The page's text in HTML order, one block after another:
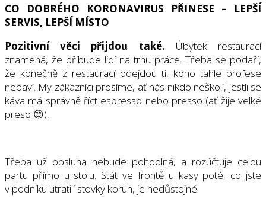
CO DOBRÉHO KORONAVIRUS PŘINESE – LEPŠÍ
SERVIS, LEPŠÍ MÍSTO
Pozitivní věci přijdou také. Úbytek restaurací
znamená, že přibude lidí na trhu práce. Třeba se podaří,
že konečně z restaurací odejdou ti, koho tahle profese
nebaví. My zákazníci prosíme, ať nás nikdo neškolí, jestli se
káva má správně říct espresso nebo presso (ať žije velké
preso 😊).
Třeba už obsluha nebude pohodlná, a rozúčtuje celou
partu přímo u stolu. Stát ve frontě u kasy poté, co jste
v podniku utratili stovky korun, je nedůstojné.